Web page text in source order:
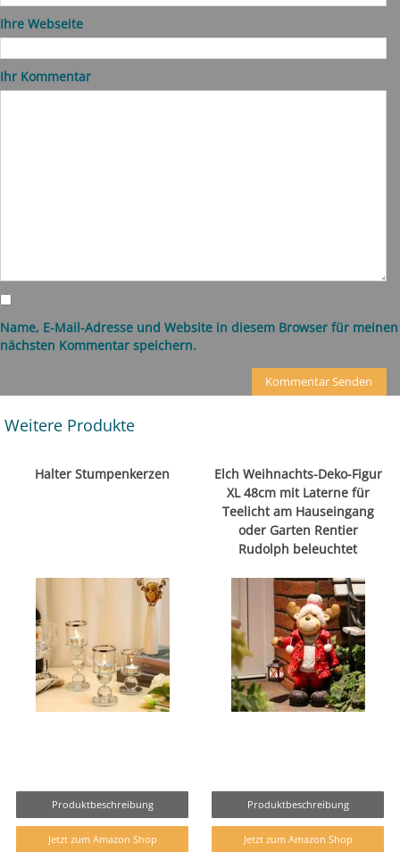
Ihre Webseite
Ihr Kommentar
Name, E-Mail-Adresse und Website in diesem Browser für meinen
nächsten Kommentar speichern.
Weitere Produkte
Halter Stumpenkerzen
Produktbeschreibung
Jetzt zum Amazon Shop
Elch Weihnachts-Deko-Figur
XL 48cm mit Laterne für
Teelicht am Hauseingang
oder Garten Rentier
Rudolph beleuchtet
Produktbeschreibung
Jetzt zum Amazon Shop